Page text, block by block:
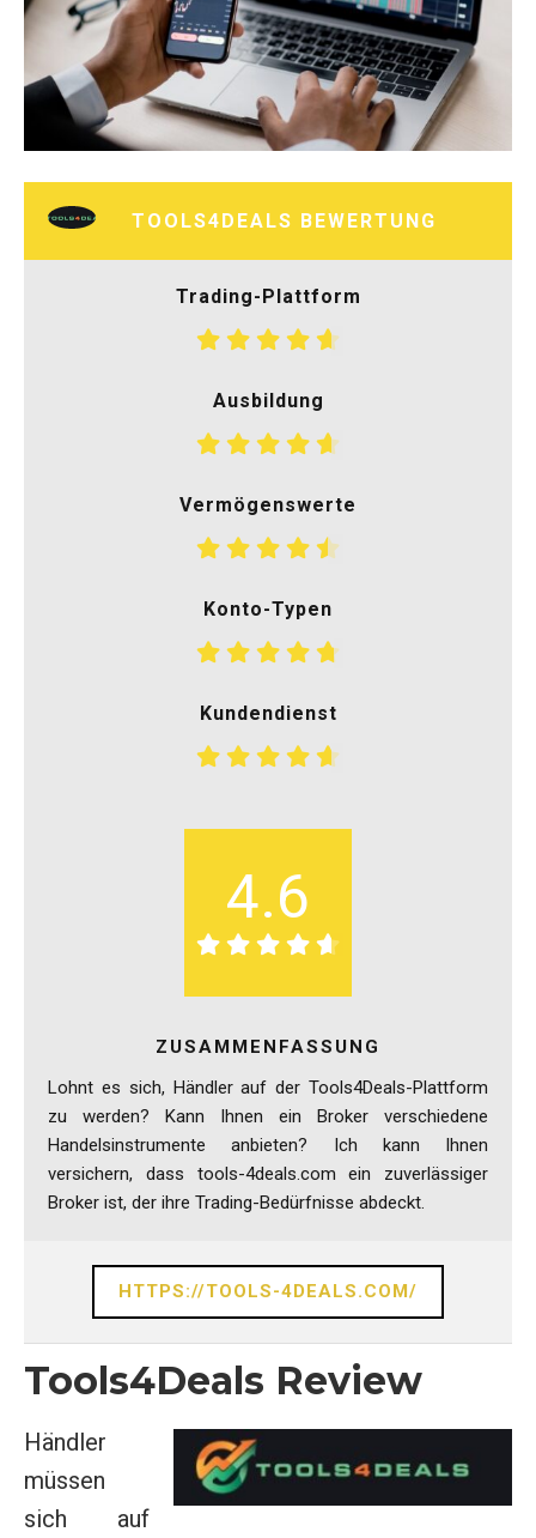
TOOLS4DEALS BEWERTUNG
Trading-Plattform
Ausbildung
Vermögenswerte
Konto-Typen
Kundendienst
4.6
ZUSAMMENFASSUNG
Lohnt es sich, Händler auf der Tools4Deals-Plattform
zu werden? Kann Ihnen ein Broker verschiedene
Handelsinstrumente anbieten? Ich kann Ihnen
versichern, dass tools-4deals.com ein zuverlässiger
Broker ist, der ihre Trading-Bedürfnisse abdeckt.
HTTPS://TOOLS-4DEALS.COM/
Tools4Deals Review
Händler
müssen
sich auf